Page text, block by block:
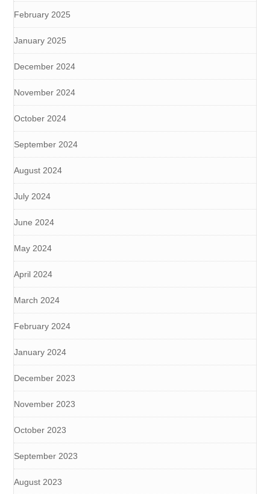
February 2025
January 2025
December 2024
November 2024
October 2024
September 2024
August 2024
July 2024
June 2024
May 2024
April 2024
March 2024
February 2024
January 2024
December 2023
November 2023
October 2023
September 2023
August 2023